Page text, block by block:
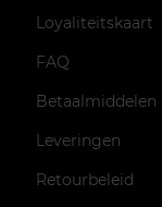
Loyaliteitskaart
FAQ
Betaalmiddelen
Leveringen
Retourbeleid